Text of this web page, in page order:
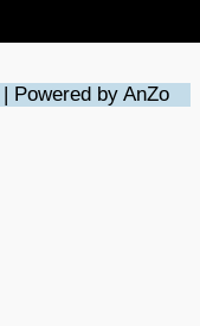
Powered by AnZo